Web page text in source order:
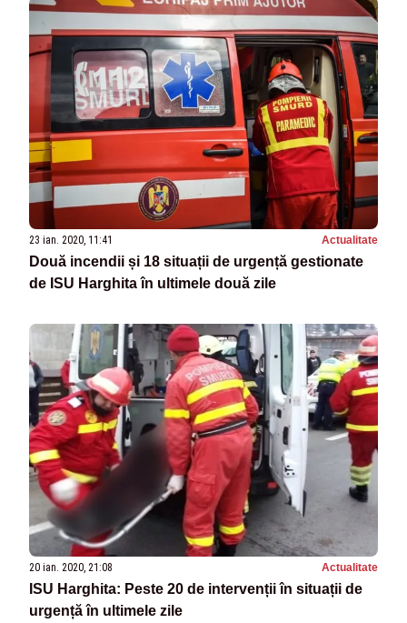
23 ian. 2020, 11:41 Actualitate
Două incendii și 18 situații de urgență gestionate
de ISU Harghita în ultimele două zile
20 ian. 2020, 21:08 Actualitate
ISU Harghita: Peste 20 de intervenții în situații de
urgență în ultimele zile